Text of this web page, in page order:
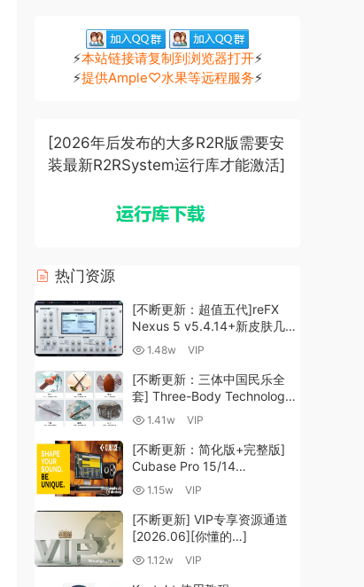
⚡本站链接请复制到浏览器打开⚡
⚡提供Ample♡水果等远程服务⚡
[2026年后发布的大多R2R版需要安
装最新R2RSystem运行库才能激活]
热门资源
[不断更新：超值五代]reFX
Nexus 5 v5.4.14+新皮肤几十
套+原厂+全套扩展+教程
1.48w VIP
[不断更新：三体中国民乐全
套] Three-Body Technology-
R2R [WiN, MacOSX]
1.41w VIP
[不断更新：简化版+完整版]
Cubase Pro 15/14
VR/R2R/U2B+原厂音源+插件
MacOSX]（704.0MB+）
1.15w VIP
[不断更新] VIP专享资源通道
[2026.06][你懂的…]
1.12w VIP